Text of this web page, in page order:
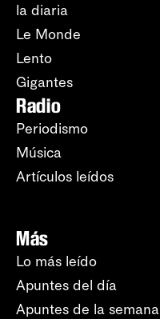
la diaria
Le Monde
Lento
Gigantes
Radio
Periodismo
Música
Artículos leídos
Más
Lo más leído
Apuntes del día
Apuntes de la semana